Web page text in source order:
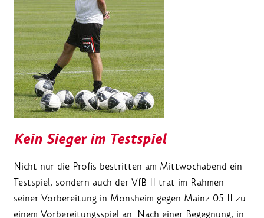
Kein Sieger im Testspiel
Nicht nur die Profis bestritten am Mittwochabend ein
Testspiel, sondern auch der VfB II trat im Rahmen
seiner Vorbereitung in Mönsheim gegen Mainz 05 II zu
einem Vorbereitungsspiel an. Nach einer Begegnung, in